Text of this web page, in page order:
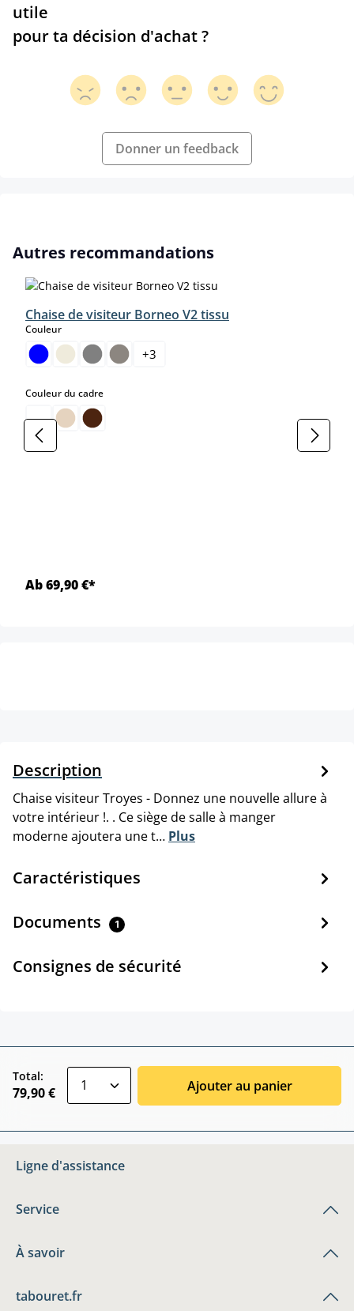
utile
pour ta décision d'achat ?
Donner un feedback
Ignorer la galerie de produits
Autres recommandations
Chaise de visiteur Borneo V2 tissu
Couleurselect
+3
Couleur du cadreselect
Ab 69,90 €*
Description
Chaise visiteur Troyes - Donnez une nouvelle allure à
votre intérieur !. . Ce siège de salle à manger
moderne ajoutera une t… Plus
Caractéristiques
Documents 1
Consignes de sécurité
Total:
79,90 € Ajouter au panier
Ligne d'assistance
Service
À savoir
tabouret.fr